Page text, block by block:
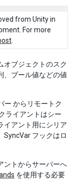
from Unity in
For more
オブジェクトのスク
、ブール値などの値
ー からリモートク
ライアントはシー
イアント用にシリア
SyncVar フックはロ
ントからサーバーへ
を使用する必要